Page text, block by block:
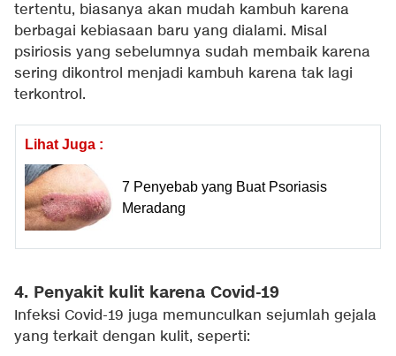
tertentu, biasanya akan mudah kambuh karena
berbagai kebiasaan baru yang dialami. Misal
psiriosis yang sebelumnya sudah membaik karena
sering dikontrol menjadi kambuh karena tak lagi
terkontrol.
Lihat Juga :
7 Penyebab yang Buat Psoriasis
Meradang
4. Penyakit kulit karena Covid-19
Infeksi Covid-19 juga memunculkan sejumlah gejala
yang terkait dengan kulit, seperti: